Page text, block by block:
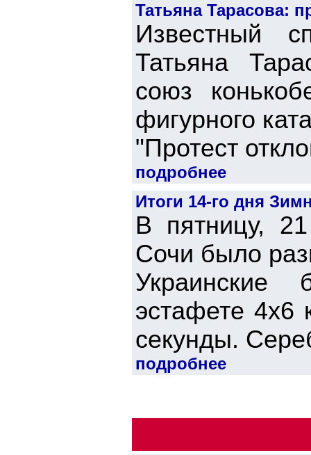
Татьяна Тарасова:
Известный
Татьяна
союз
фигурного
"Протест
подробнее
Итоги 14-го дня
В пятницу,
Сочи было
Украинские
эстафете 4х6
секунды.
подробнее